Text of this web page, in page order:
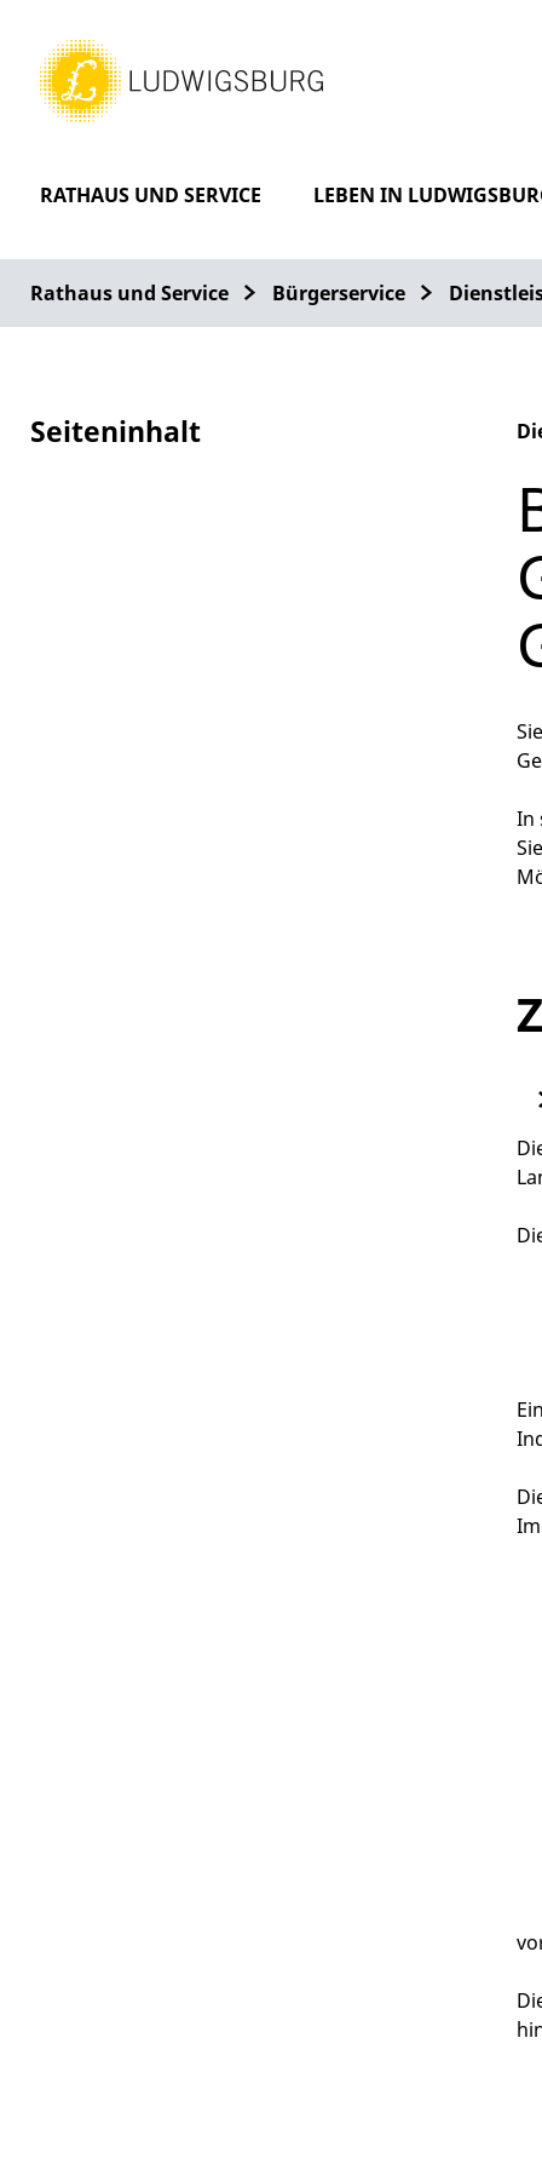
RATHAUS UND SERVICE LEBEN IN
Rathaus und Service Bürgerservice
Seiteninhalt
In